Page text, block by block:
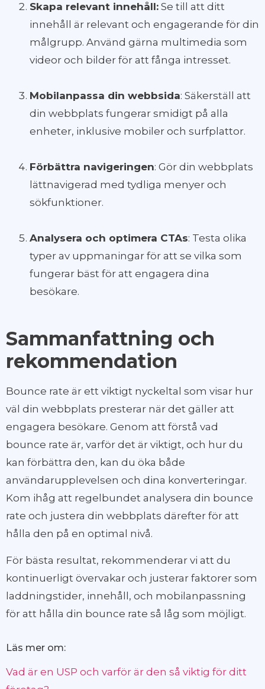
Skapa relevant innehåll: Se till att ditt
innehåll är relevant och engagerande för din
målgrupp. Använd gärna multimedia som
videor och bilder för att fånga intresset.
Mobilanpassa din webbsida: Säkerställ att
din webbplats fungerar smidigt på alla
enheter, inklusive mobiler och surfplattor.
Förbättra navigeringen: Gör din webbplats
lättnavigerad med tydliga menyer och
sökfunktioner.
Analysera och optimera CTAs: Testa olika
typer av uppmaningar för att se vilka som
fungerar bäst för att engagera dina
besökare.
Sammanfattning och
rekommendation
Bounce rate är ett viktigt nyckeltal som visar hur
väl din webbplats presterar när det gäller att
engagera besökare. Genom att förstå vad
bounce rate är, varför det är viktigt, och hur du
kan förbättra den, kan du öka både
användarupplevelsen och dina konverteringar.
Kom ihåg att regelbundet analysera din bounce
rate och justera din webbplats därefter för att
hålla den på en optimal nivå.
För bästa resultat, rekommenderar vi att du
kontinuerligt övervakar och justerar faktorer som
laddningstider, innehåll, och mobilanpassning
för att hålla din bounce rate så låg som möjligt.
Läs mer om:
Vad är en USP och varför är den så viktig för ditt